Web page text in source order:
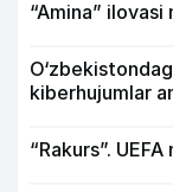
“Amina” ilovasi
kiberhujumlar
“Rakurs”.